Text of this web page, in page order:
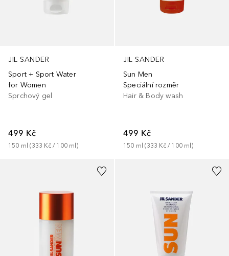
JIL SANDER
Sport + Sport Water
for Women
Sprchový gel
499 Kč
150 ml (333 Kč / 100 ml )
JIL SANDER
Sun Men
Speciální rozměr
Hair & Body wash
499 Kč
150 ml (333 Kč / 100 ml )